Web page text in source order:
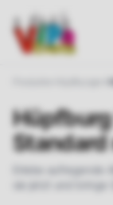
Erlebe aufregende
sie jetzt und